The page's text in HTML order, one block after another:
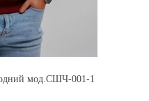
мод.СШЧ-001-1